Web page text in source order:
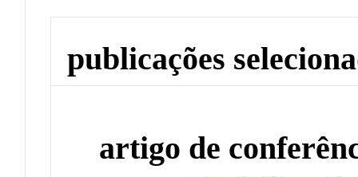
publicações
artigo de